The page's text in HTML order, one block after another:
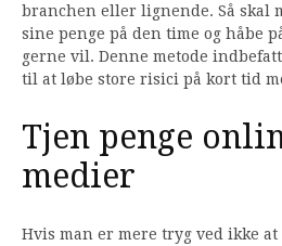
branchen eller lignende. Så skal
sine penge på den time og håbe
gerne vil. Denne metode
til at løbe store risici på kort tid
Tjen penge
medier
Hvis man er mere tryg ved ikke at